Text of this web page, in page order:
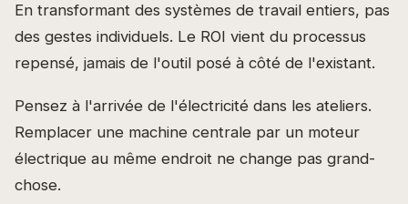
En transformant des systèmes de travail entiers, pas
des gestes individuels. Le ROI vient du processus
repensé, jamais de l'outil posé à côté de l'existant.
Pensez à l'arrivée de l'électricité dans les ateliers.
Remplacer une machine centrale par un moteur
électrique au même endroit ne change pas grand-
chose.